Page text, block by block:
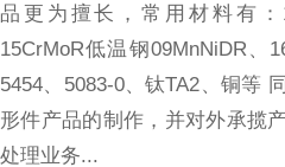
品更为擅长，常用材料有：
15CrMoR低温钢09MnNiDR、
5454、5083-0、钛TA2、铜等
形件产品的制作，并对外承揽
处理业务...